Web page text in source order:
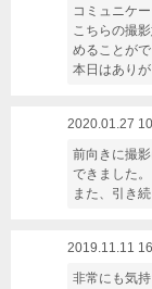
コミュニケ
こちらの撮
めることがで
本日はありが
2020.01.27
前向きに撮
できました。
また、引き
2019.11.11
非常にも気